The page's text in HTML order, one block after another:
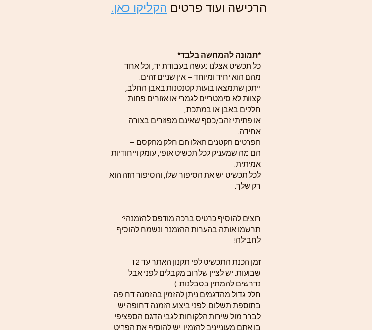
הרכישה ועוד פרטים הקליקו כאן.
*תמונה להמחשה בלבד*
כל תכשיט אצלנו נעשה בעבודת יד, וכל אחד
מהם הוא יחיד ומיוחד – אין שניים זהים.
ייתכן שתמצאו בועות קטנטנות באבן החלב,
קצוות לא סימטריים לגמרי או אזורים פחות
חלקים באבן או במתכת,
או פתיתי זהב/כסף שאינם מפוזרים בצורה
אחידה.
הפרטים הקטנים האלו הם חלק מהקסם –
הם מה שמעניק לכל תכשיט אופי, עומק וייחודיות
אמיתית.
לכל תכשיט יש את הסיפור שלו, והסיפור הזה הוא
רק שלך.
רוצים להוסיף כרטיס ברכה מודפס להזמנה?
תרשמו אותה בהערות ההזמנה ונשמח להוסיף
לחבילה!
זמן הכנת התכשיט לפי תקנון האתר עד 12
שבועות. יש לציין שלרוב מקבלים לפני אבל
נדרשים להמתין בסבלנות :)
חלק גדול מהדגמים ניתן להזמין בהזמנה דחופה
בתוספת תשלום. לפני ביצוע הזמנה דחופה יש
לברר מול שירות הלקוחות לגבי הדגם הספציפי
בו אתם מעוניינים להזמין. יש להוסיף את הפריט